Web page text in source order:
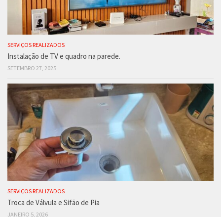
SERVIÇOS REALIZADOS
Instalação de TV e quadro na parede.
SETEMBRO 27, 2025
SERVIÇOS REALIZADOS
Troca de Válvula e Sifão de Pia
JANEIRO 5, 2026